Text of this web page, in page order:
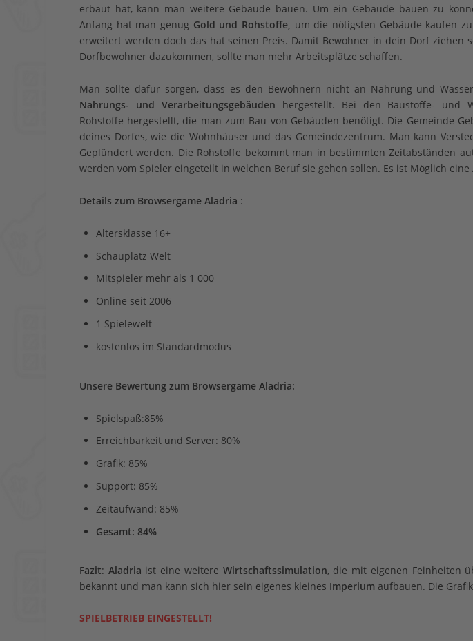
erbaut hat, kann man weitere Gebäude bauen. Um ein Gebäude bauen zu
Anfang hat man genug Gold und Rohstoffe, um die nötigsten Gebäude kaufen
erweitert werden doch das hat seinen Preis. Damit Bewohner in dein Dorf ziehen
Dorfbewohner dazukommen, sollte man mehr Arbeitsplätze schaffen.
Man sollte dafür sorgen, dass es den Bewohnern nicht an Nahrung und
Nahrungs- und Verarbeitungsgebäuden hergestellt. Bei den Baustoffe- und
Rohstoffe hergestellt, die man zum Bau von Gebäuden benötigt. Die Gemeinde-
deines Dorfes, wie die Wohnhäuser und das Gemeindezentrum. Man kann
Geplündert werden. Die Rohstoffe bekommt man in bestimmten Zeitabständen
werden vom Spieler eingeteilt in welchen Beruf sie gehen sollen. Es ist Möglich eine
Details zum Browsergame Aladria :
Altersklasse 16+
Schauplatz Welt
Mitspieler mehr als 1 000
Online seit 2006
1 Spielewelt
kostenlos im Standardmodus
Unsere Bewertung zum Browsergame Aladria:
Spielspaß:85%
Erreichbarkeit und Server: 80%
Grafik: 85%
Support: 85%
Zeitaufwand: 85%
Gesamt: 84%
Fazit: Aladria ist eine weitere Wirtschaftssimulation, die mit eigenen Feinheiten
bekannt und man kann sich hier sein eigenes kleines Imperium aufbauen. Die
SPIELBETRIEB EINGESTELLT!